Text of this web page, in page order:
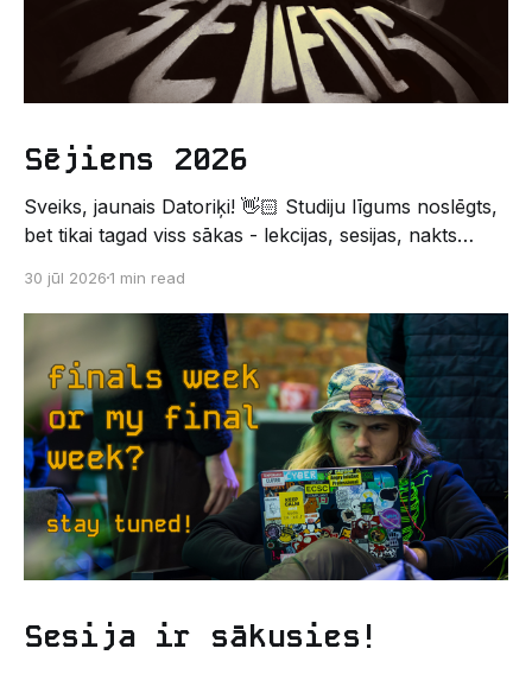
Sējiens 2026
Sveiks, jaunais Datoriķi! 👋🏻 Studiju līgums noslēgts,
bet tikai tagad viss sākas - lekcijas, sesijas, nakts
Un kas gan būtu labāks veids, kā iepazīt savu jauno
dzīvi LU EZTF datoriķu vidē, par došanos uz
leģendāro “Sējienu”? 🐱 Šī pirmsaristoteļa nometne
palīdzēs tev iegūt pirmos draugus, ieskatu studenta
30 jūl 20261 min read
Sesija ir sākusies!